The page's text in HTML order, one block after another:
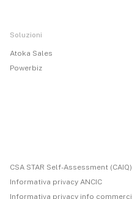
Soluzioni
Atoka Sales
Powerbiz
CSA STAR Self-Assessment (CAIQ)
Informativa privacy ANCIC
Informativa privacy info